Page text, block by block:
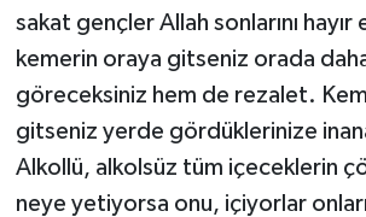
sakat gençler Allah sonlarını hayır
kemerin oraya gitseniz orada
göreceksiniz hem de rezalet.
gitseniz yerde gördüklerinize
Alkollü, alkolsüz tüm içeceklerin
neye yetiyorsa onu, içiyorlar